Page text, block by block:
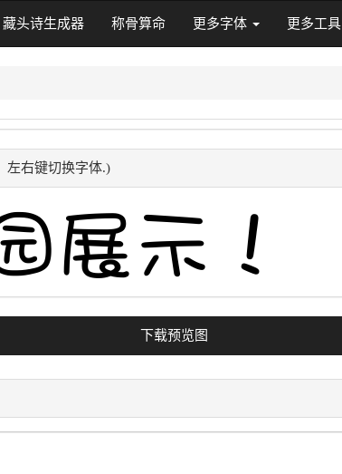
藏头诗生成器 称骨算命 更多字体 更多工具
左右键切换字体.)
下载预览图